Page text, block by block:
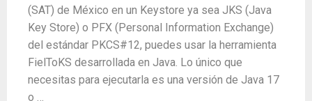
(SAT) de México en un Keystore ya sea JKS (Java
Key Store) o PFX (Personal Information Exchange)
del estándar PKCS#12, puedes usar la herramienta
FielToKS desarrollada en Java. Lo único que
necesitas para ejecutarla es una versión de Java 17
o …